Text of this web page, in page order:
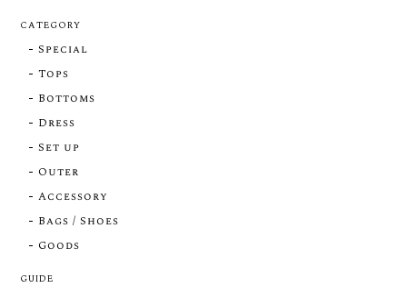
CATEGORY
Special
Tops
Bottoms
Dress
Set up
Outer
Accessory
Bags / Shoes
Goods
GUIDE